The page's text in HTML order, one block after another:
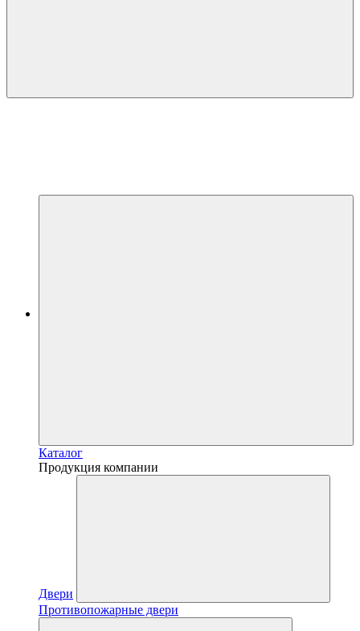
Каталог
Продукция компании
Двери
Противопожарные двери